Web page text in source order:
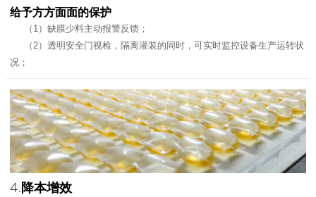
给予方方面面的保护
（1）缺膜少料主动报警反馈；
（2）透明安全门视检，隔离灌装的同时，可实时监控设备生产运转状
况；
4. 降本增效